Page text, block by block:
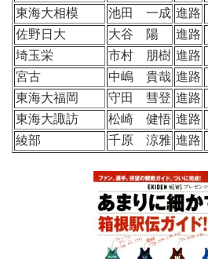
東海大相模
池田 一成 進路
佐野日大
大谷 陽 進路
埼玉栄
市村 朋樹 進路
宮古
中嶋 貴哉 進路
東海大福岡
守田 彗登 進路
東海大諏訪
松崎 健悟 進路
綾部
千原 涼雅 進路